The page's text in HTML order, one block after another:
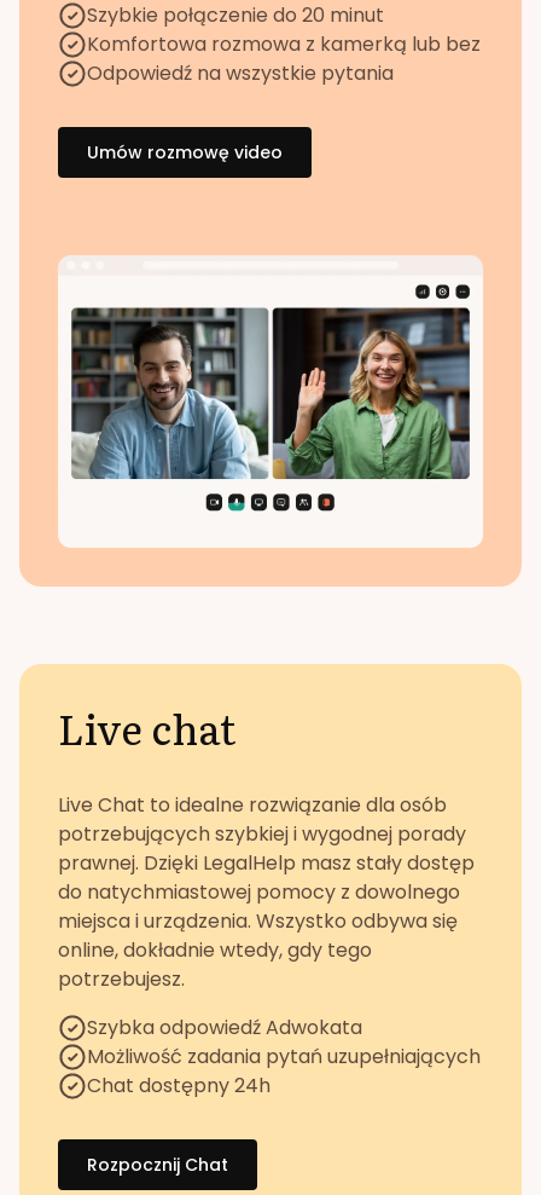
Szybkie połączenie do 20 minut
Komfortowa rozmowa z kamerką lub bez
Odpowiedź na wszystkie pytania
Umów rozmowę video
Live chat
Live Chat to idealne rozwiązanie dla osób
potrzebujących szybkiej i wygodnej porady
prawnej. Dzięki LegalHelp masz stały dostęp
do natychmiastowej pomocy z dowolnego
miejsca i urządzenia. Wszystko odbywa się
online, dokładnie wtedy, gdy tego
potrzebujesz.
Szybka odpowiedź Adwokata
Możliwość zadania pytań uzupełniających
Chat dostępny 24h
Rozpocznij Chat